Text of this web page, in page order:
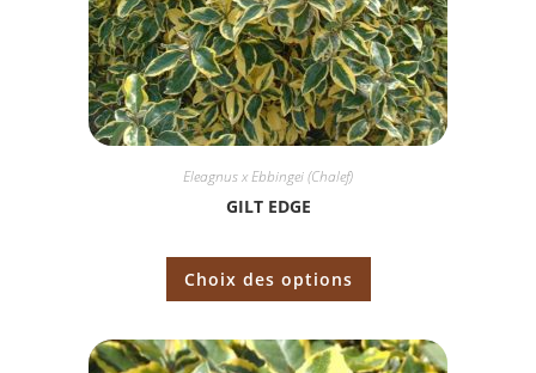
Eleagnus x Ebbingei (Chalef)
GILT EDGE
Choix des options